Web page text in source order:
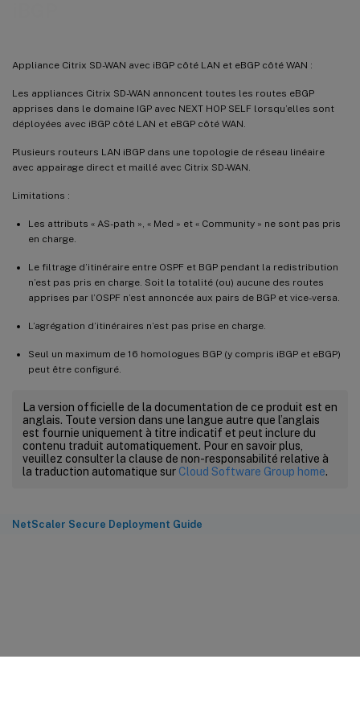
Appliance Citrix SD-WAN avec iBGP côté LAN et eBGP côté WAN :
Les appliances Citrix SD-WAN annoncent toutes les routes eBGP
apprises dans le domaine IGP avec NEXT HOP SELF lorsqu’elles sont
déployées avec iBGP côté LAN et eBGP côté WAN.
Plusieurs routeurs LAN iBGP dans une topologie de réseau linéaire
avec appairage direct et maillé avec Citrix SD-WAN.
Limitations :
Les attributs « AS-path », « Med » et « Community » ne sont pas pris
en charge.
Le filtrage d’itinéraire entre OSPF et BGP pendant la redistribution
n’est pas pris en charge. Soit la totalité (ou) aucune des routes
apprises par l’OSPF n’est annoncée aux pairs de BGP et vice-versa.
L’agrégation d’itinéraires n’est pas prise en charge.
Seul un maximum de 16 homologues BGP (y compris iBGP et eBGP)
peut être configuré.
La version officielle de la documentation de ce produit est en
anglais. Toute version dans une langue autre que l’anglais
est fournie uniquement à titre indicatif et peut inclure du
contenu traduit automatiquement. Pour en savoir plus,
veuillez consulter la clause de non-responsabilité relative à
la traduction automatique sur Cloud Software Group home.
NetScaler Secure Deployment Guide